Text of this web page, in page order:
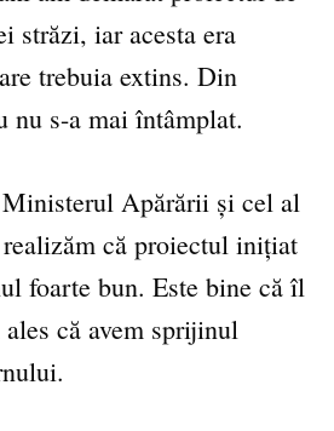
străzi, iar acesta era
trebuia extins. Din
nu s-a mai întâmplat.
Apărării și cel al
că proiectul inițiat
foarte bun. Este bine că îl
că avem sprijinul